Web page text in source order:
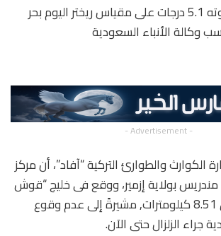
ضرب زلزال بلغت قوته 5.1 درجات على مقياس ريختر اليوم بحر
وكالة الأنباء السعودية
- Advertisement -
الكوارث والطوارئ التركية “آفاد”، أن مركز
مندريس بولاية إزمير، ووقع فى خليج “قوش
أداسي” على عمق 8.51 كيلومترات, مشيرةً إلى عدم وقوع
جراء الزلزال حتى الآن.